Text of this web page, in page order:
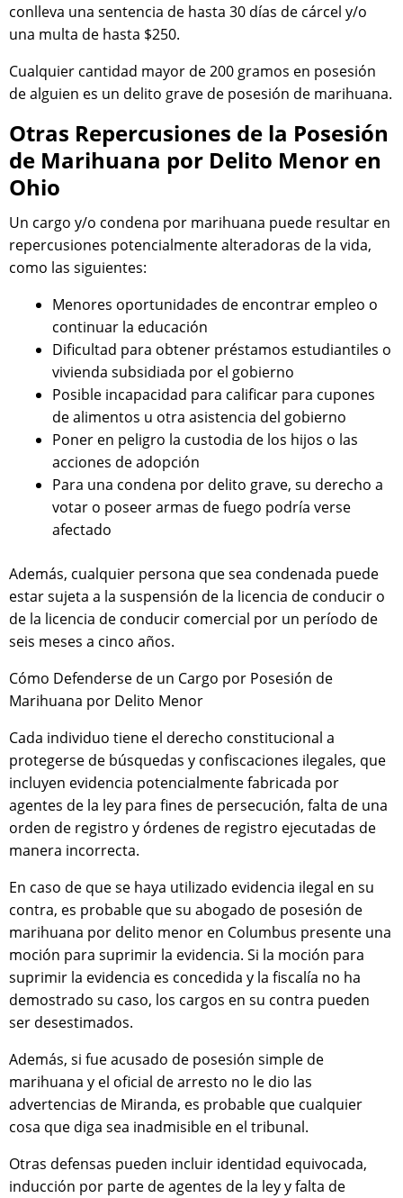
conlleva una sentencia de hasta 30 días de cárcel y/o
una multa de hasta $250.
Cualquier cantidad mayor de 200 gramos en posesión
de alguien es un delito grave de posesión de marihuana.
Otras Repercusiones de la Posesión
de Marihuana por Delito Menor en
Ohio
Un cargo y/o condena por marihuana puede resultar en
repercusiones potencialmente alteradoras de la vida,
como las siguientes:
Menores oportunidades de encontrar empleo o
continuar la educación
Dificultad para obtener préstamos estudiantiles o
vivienda subsidiada por el gobierno
Posible incapacidad para calificar para cupones
de alimentos u otra asistencia del gobierno
Poner en peligro la custodia de los hijos o las
acciones de adopción
Para una condena por delito grave, su derecho a
votar o poseer armas de fuego podría verse
afectado
Además, cualquier persona que sea condenada puede
estar sujeta a la suspensión de la licencia de conducir o
de la licencia de conducir comercial por un período de
seis meses a cinco años.
Cómo Defenderse de un Cargo por Posesión de
Marihuana por Delito Menor
Cada individuo tiene el derecho constitucional a
protegerse de búsquedas y confiscaciones ilegales, que
incluyen evidencia potencialmente fabricada por
agentes de la ley para fines de persecución, falta de una
orden de registro y órdenes de registro ejecutadas de
manera incorrecta.
En caso de que se haya utilizado evidencia ilegal en su
contra, es probable que su abogado de posesión de
marihuana por delito menor en Columbus presente una
moción para suprimir la evidencia. Si la moción para
suprimir la evidencia es concedida y la fiscalía no ha
demostrado su caso, los cargos en su contra pueden
ser desestimados.
Además, si fue acusado de posesión simple de
marihuana y el oficial de arresto no le dio las
advertencias de Miranda, es probable que cualquier
cosa que diga sea inadmisible en el tribunal.
Otras defensas pueden incluir identidad equivocada,
inducción por parte de agentes de la ley y falta de